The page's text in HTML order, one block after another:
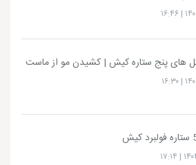
های پنج ستاره کیش | کشیدن مو از ماست